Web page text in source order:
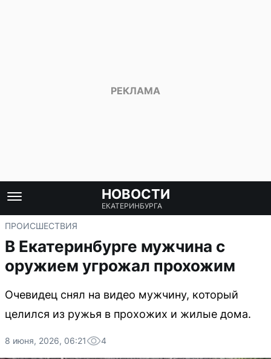
НОВОСТИ
ЕКАТЕРИНБУРГА
ПРОИСШЕСТВИЯ
В Екатеринбурге мужчина с
оружием угрожал прохожим
Очевидец снял на видео мужчину, который
целился из ружья в прохожих и жилые дома.
8 июня, 2026, 06:21 4